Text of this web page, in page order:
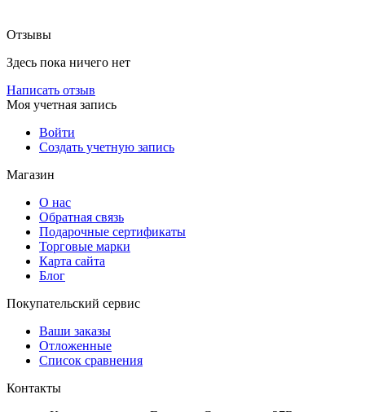
Отзывы
Здесь пока ничего нет
Написать отзыв
Моя учетная запись
Войти
Создать учетную запись
Магазин
О нас
Обратная связь
Подарочные сертификаты
Торговые марки
Карта сайта
Блог
Покупательский сервис
Ваши заказы
Отложенные
Список сравнения
Контакты